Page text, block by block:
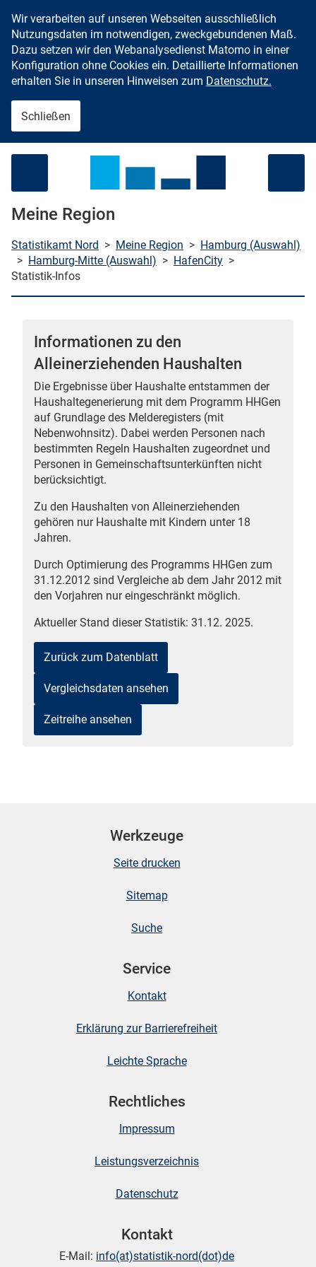
Zum Inhalt springen
Wir verarbeiten auf unseren Webseiten ausschließlich
Nutzungsdaten im notwendigen, zweckgebundenen Maß.
Dazu setzen wir den Webanalysedienst Matomo in einer
Konfiguration ohne Cookies ein. Detaillierte Informationen
erhalten Sie in unseren Hinweisen zum Datenschutz.
Schließen
Meine Region
Statistikamt Nord > Meine Region > Hamburg (Auswahl)
> Hamburg-Mitte (Auswahl) > HafenCity >
Statistik-Infos
Informationen zu den
Alleinerziehenden Haushalten
Die Ergebnisse über Haushalte entstammen der
Haushaltegenerierung mit dem Programm HHGen
auf Grundlage des Melderegisters (mit
Nebenwohnsitz). Dabei werden Personen nach
bestimmten Regeln Haushalten zugeordnet und
Personen in Gemeinschaftsunterkünften nicht
berücksichtigt.
Zu den Haushalten von Alleinerziehenden
gehören nur Haushalte mit Kindern unter 18
Jahren.
Durch Optimierung des Programms HHGen zum
31.12.2012 sind Vergleiche ab dem Jahr 2012 mit
den Vorjahren nur eingeschränkt möglich.
Aktueller Stand dieser Statistik: 31.12. 2025.
Zurück zum Datenblatt
Vergleichsdaten ansehen
Zeitreihe ansehen
Werkzeuge
Seite drucken
Sitemap
Suche
Service
Kontakt
Erklärung zur Barrierefreiheit
Leichte Sprache
Rechtliches
Impressum
Leistungsverzeichnis
Datenschutz
Kontakt
E-Mail: info(at)statistik-nord(dot)de